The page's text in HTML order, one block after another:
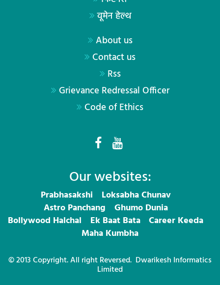
वूमेन हेल्थ
About us
Contact us
Rss
Grievance Redressal Officer
Code of Ethics
Our websites:
Prabhasakshi
Loksabha Chunav
Astro Panchang
Ghumo Dunia
Bollywood Halchal
Ek Baat Bata
Career Keeda
Maha Kumbha
© 2013 Copyright. All right Reversed. Dwarikesh Informatics
Limited